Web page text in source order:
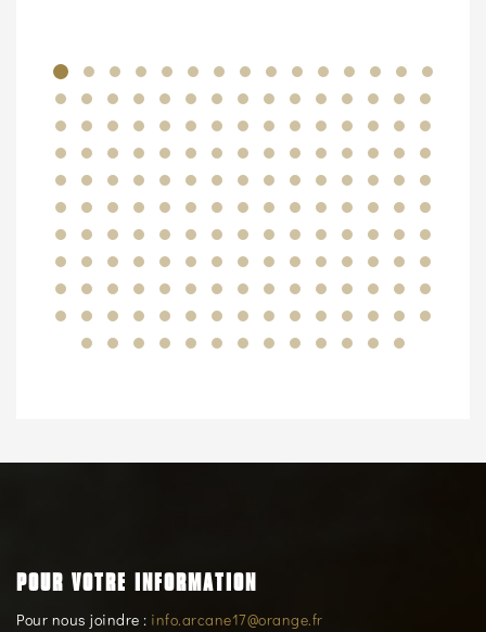
POUR VOTRE INFORMATION
Pour nous joindre : info.arcane17@orange.fr